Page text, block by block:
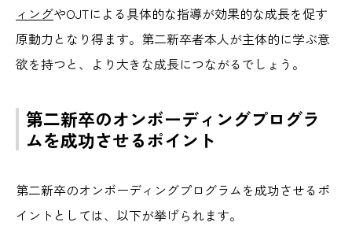
ィングやOJTによる具体的な指導が効果的な成長を促す
原動力となり得ます。第二新卒者本人が主体的に学ぶ意
欲を持つと、より大きな成長につながるでしょう。
第二新卒のオンボーディングプログラ
ムを成功させるポイント
第二新卒のオンボーディングプログラムを成功させるポ
イントとしては、以下が挙げられます。